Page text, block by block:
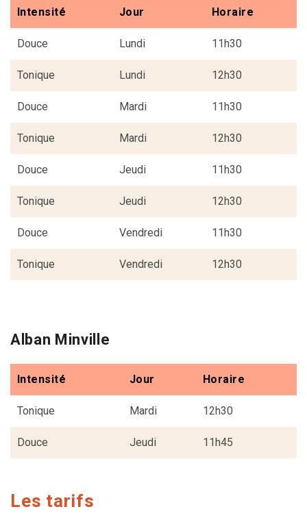
Intensité Jour Horaire
Douce Lundi 11h30
Tonique Lundi 12h30
Douce Mardi 11h30
Tonique Mardi 12h30
Douce Jeudi 11h30
Tonique Jeudi 12h30
Douce Vendredi 11h30
Tonique Vendredi 12h30
Alban Minville
Intensité Jour Horaire
Tonique Mardi 12h30
Douce Jeudi 11h45
Les tarifs